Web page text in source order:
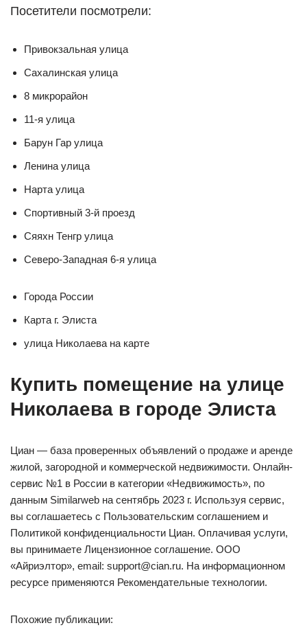
Посетители посмотрели:
Привокзальная улица
Сахалинская улица
8 микрорайон
11-я улица
Барун Гар улица
Ленина улица
Нарта улица
Спортивный 3-й проезд
Сяяхн Тенгр улица
Северо-Западная 6-я улица
Города России
Карта г. Элиста
улица Николаева на карте
Купить помещение на улице
Николаева в городе Элиста
Циан — база проверенных объявлений о продаже и аренде
жилой, загородной и коммерческой недвижимости. Онлайн-
сервис №1 в России в категории «Недвижимость», по
данным Similarweb на сентябрь 2023 г. Используя сервис,
вы соглашаетесь с Пользовательским соглашением и
Политикой конфиденциальности Циан. Оплачивая услуги,
вы принимаете Лицензионное соглашение. ООО
«Айриэлтор», email: support@cian.ru. На информационном
ресурсе применяются Рекомендательные технологии.
Похожие публикации: